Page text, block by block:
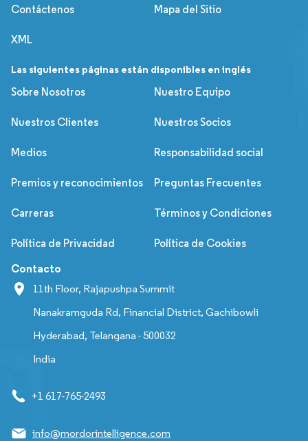
Contáctenos Mapa del Sitio
XML
Las siguientes páginas están disponibles en inglés
Sobre Nosotros
Nuestro Equipo
Nuestros Clientes Nuestros Socios
Medios Responsabilidad social
Premios y reconocimientos Preguntas Frecuentes
Carreras Términos y Condiciones
Política de Privacidad Política de Cookies
Contacto
11th Floor, Rajapushpa Summit
Nanakramguda Rd, Financial District, Gachibowli
Hyderabad, Telangana - 500032
India
+1 617-765-2493
info@mordorintelligence.com